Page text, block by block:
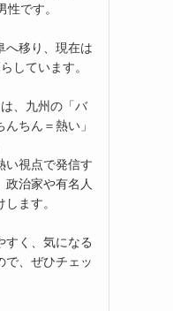
です。
へ移り、現在は
しています。
、九州の「バ
ちん＝熱い」
い視点で発信す
政治家や有名人
ます。
すく、気になる
で、ぜひチェッ